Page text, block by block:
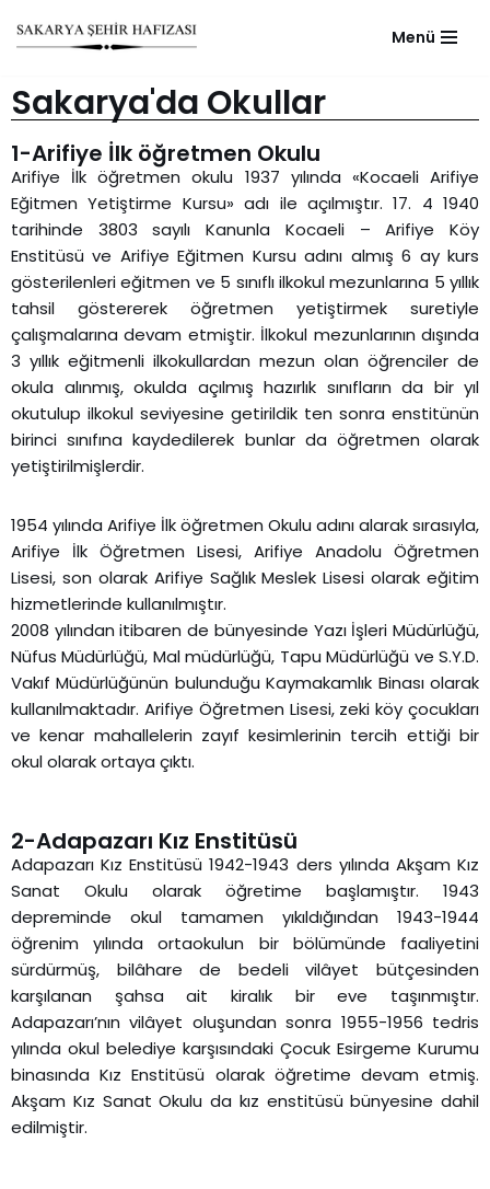
content
Menü
Sakarya'da Okullar
1-Arifiye İlk öğretmen Okulu
Arifiye İlk öğretmen okulu 1937 yılında «Kocaeli Arifiye
Eğitmen Yetiştirme Kursu» adı ile açılmıştır. 17. 4 1940
tarihinde 3803 sayılı Kanunla Kocaeli – Arifiye Köy
Enstitüsü ve Arifiye Eğitmen Kursu adını almış 6 ay kurs
gösterilenleri eğitmen ve 5 sınıflı ilkokul mezunlarına 5 yıllık
tahsil göstererek öğretmen yetiştirmek suretiyle
çalışmalarına devam etmiştir. İlkokul mezunlarının dışında
3 yıllık eğitmenli ilkokullardan mezun olan öğrenciler de
okula alınmış, okulda açılmış hazırlık sınıfların da bir yıl
okutulup ilkokul seviyesine getirildik ten sonra enstitünün
birinci sınıfına kaydedilerek bunlar da öğretmen olarak
yetiştirilmişlerdir.
1954 yılında Arifiye İlk öğretmen Okulu adını alarak sırasıyla,
Arifiye İlk Öğretmen Lisesi, Arifiye Anadolu Öğretmen
Lisesi, son olarak Arifiye Sağlık Meslek Lisesi olarak eğitim
hizmetlerinde kullanılmıştır.
2008 yılından itibaren de bünyesinde Yazı İşleri Müdürlüğü,
Nüfus Müdürlüğü, Mal müdürlüğü, Tapu Müdürlüğü ve S.Y.D.
Vakıf Müdürlüğünün bulunduğu Kaymakamlık Binası olarak
kullanılmaktadır. Arifiye Öğretmen Lisesi, zeki köy çocukları
ve kenar mahallelerin zayıf kesimlerinin tercih ettiği bir
okul olarak ortaya çıktı.
2-Adapazarı Kız Enstitüsü
Adapazarı Kız Enstitüsü 1942-1943 ders yılında Akşam Kız
Sanat Okulu olarak öğretime başlamıştır. 1943
depreminde okul tamamen yıkıldığından 1943-1944
öğrenim yılında ortaokulun bir bölümünde faaliyetini
sürdürmüş, bilâhare de bedeli vilâyet bütçesinden
karşılanan şahsa ait kiralık bir eve taşınmıştır.
Adapazarı’nın vilâyet oluşundan sonra 1955-1956 tedris
yılında okul belediye karşısındaki Çocuk Esirgeme Kurumu
binasında Kız Enstitüsü olarak öğretime devam etmiş.
Akşam Kız Sanat Okulu da kız enstitüsü bünyesine dahil
edilmiştir.